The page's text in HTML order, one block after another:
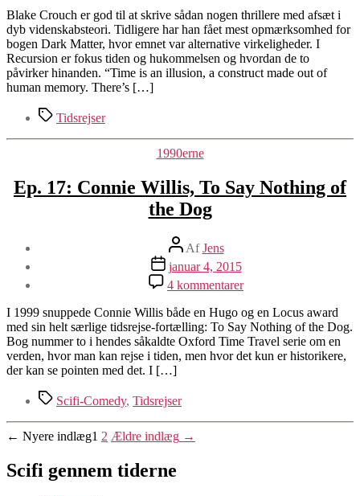
Blake Crouch er god til at skrive sådan nogen thrillere med afsæt i
dyb videnskabsteori. Tidligere har han fået mest opmærksomhed for
bogen Dark Matter, hvor emnet var alternative virkeligheder. I
Recursion er fokus tiden og hukommelsen og hvordan de to
påvirker hinanden. “Time is an illusion, a construct made out of
human memory. There’s […]
TagsTidsrejser
Kategorier
1990erne
Ep. 17: Connie Willis, To Say Nothing of
the Dog
Indlægsforfatter
AfJens
Indlægsdato
januar 4, 2015
4 kommentarertil
Ep.
17:
Connie
Willis,
To
Dog
I 1999 snuppede Connie Willis både en Hugo og en Locus award
med sin helt særlige tidsrejse-fortælling: To Say Nothing of the Dog.
Bog nummer to i hendes såkaldte Oxford Time Travel serie om en
verden, hvor man kan rejse i tiden, men hvor det kun er historikere,
der kan se pointen med det. I […]
TagsScifi-Comedy, Tidsrejser
Indlægsinddeling
← Nyere indlæg1 2 Ældre indlæg →
Scifi gennem tiderne